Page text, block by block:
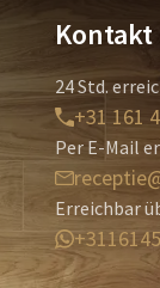
Kontakt
24 Std.
+31 161
Per E-Mail
Erreichbar